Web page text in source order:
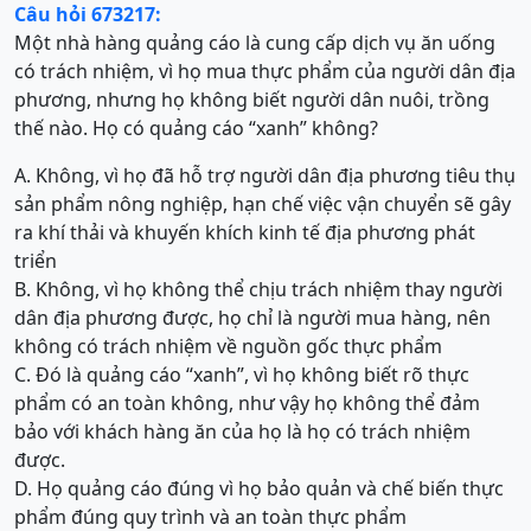
Câu hỏi 673217:
Một nhà hàng quảng cáo là cung cấp dịch vụ ăn uống
có trách nhiệm, vì họ mua thực phẩm của người dân địa
phương, nhưng họ không biết người dân nuôi, trồng
thế nào. Họ có quảng cáo “xanh” không?
A. Không, vì họ đã hỗ trợ người dân địa phương tiêu thụ
sản phẩm nông nghiệp, hạn chế việc vận chuyển sẽ gây
ra khí thải và khuyến khích kinh tế địa phương phát
triển
B. Không, vì họ không thể chịu trách nhiệm thay người
dân địa phương được, họ chỉ là người mua hàng, nên
không có trách nhiệm về nguồn gốc thực phẩm
C. Đó là quảng cáo “xanh”, vì họ không biết rõ thực
phẩm có an toàn không, như vậy họ không thể đảm
bảo với khách hàng ăn của họ là họ có trách nhiệm
được.
D. Họ quảng cáo đúng vì họ bảo quản và chế biến thực
phẩm đúng quy trình và an toàn thực phẩm